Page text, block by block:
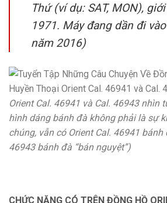
Thứ (ví dụ: SAT, MON),
1971. Máy đang dần đi
năm 2016)
Orient Cal. 46941 và Cal. 46943 nhìn
hình dáng bánh đà không phải là sự
chúng, vẫn có Orient Cal. 46941 bánh
46943 bánh đà “bán nguyệt”)
CHỨC NĂNG CÓ TRÊN ĐỒNG HỒ